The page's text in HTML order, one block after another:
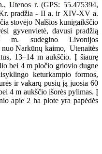
Utenos r. (GPS: 55.475394,
pradžia - II a. ir XIV-XV a.
stovėjo Nalšios kunigaikščio
gyvenvietė, davusi pradžią
m. sudegino Livonijos
Narkūnų kaimo, Utenaitės
13–14 m aukščio. Į šiaurę
bei 4 m pločio griovio dugne
keturkampio formos,
ir vakarų pusių ją juosia 60
4 m aukščio išorės pylimas. Į
apie 2 ha plote yra papėdės